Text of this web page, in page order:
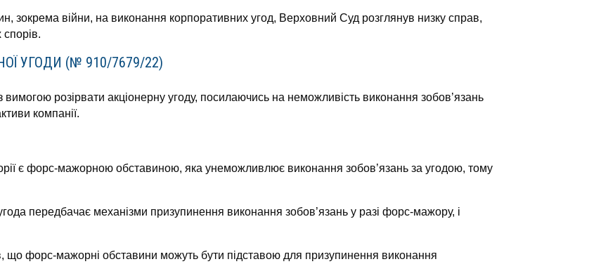
зокрема війни, на виконання корпоративних угод, Верховний Суд розглянув низку справ,
УГОДИ (№ 910/7679/22)
вимогою розірвати акціонерну угоду, посилаючись на неможливість виконання зобов’язань
компанії.
є форс-мажорною обставиною, яка унеможливлює виконання зобов’язань за угодою, тому
передбачає механізми призупинення виконання зобов’язань у разі форс-мажору, і
що форс-мажорні обставини можуть бути підставою для призупинення виконання